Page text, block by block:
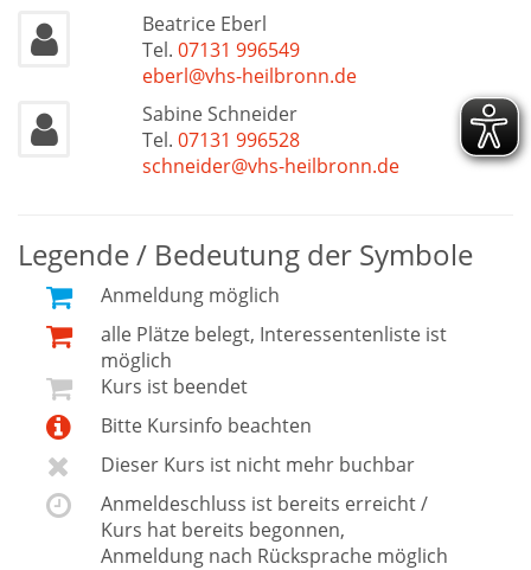
Beatrice Eberl
Tel. 07131 996549
eberl@vhs-heilbronn.de
Sabine Schneider
Tel. 07131 996528
schneider@vhs-heilbronn.de
Legende / Bedeutung der Symbole
Anmeldung möglich
alle Plätze belegt, Interessentenliste ist
möglich
Kurs ist beendet
Bitte Kursinfo beachten
Dieser Kurs ist nicht mehr buchbar
Anmeldeschluss ist bereits erreicht /
Kurs hat bereits begonnen,
Anmeldung nach Rücksprache möglich